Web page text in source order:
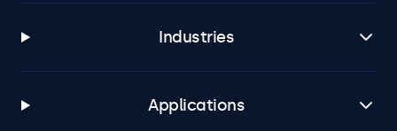
Industries
Applications